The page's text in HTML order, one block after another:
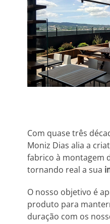
Com quase três
Moniz Dias alia a
fabrico à montagem
tornando real a sua
O nosso objetivo é
produto para
duração com os